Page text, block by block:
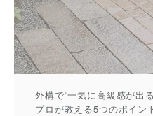
外構で“一気に高級感が出
プロが教える5つのポイン